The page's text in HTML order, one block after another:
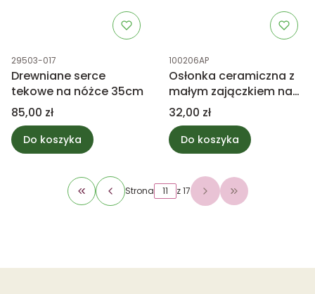
Kod produktu
29503-017
Drewniane serce
tekowe na nóżce 35cm
Cena
85,00 zł
Do koszyka
Kod produktu
100206AP
Osłonka ceramiczna z
małym zajączkiem na
Wielkanoc, biała 8,5cm
Cena
32,00 zł
Do koszyka
Wróć do pierwszej strony z produktami
Strona z 17 Przejdź do